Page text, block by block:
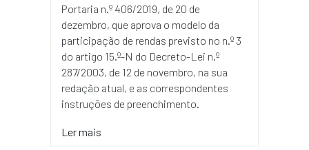
Portaria n.º 406/2019, de 20 de
dezembro, que aprova o modelo da
participação de rendas previsto no n.º 3
do artigo 15.º-N do Decreto-Lei n.º
287/2003, de 12 de novembro, na sua
redação atual, e as correspondentes
instruções de preenchimento.
Ler mais